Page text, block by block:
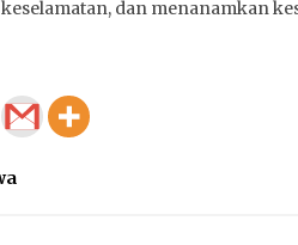
dan menanamkan